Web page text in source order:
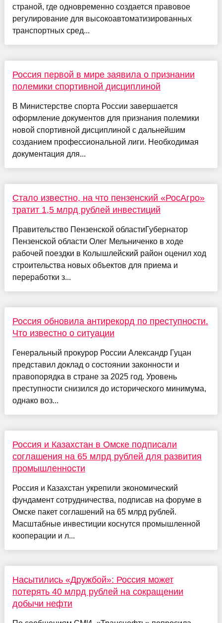
страной, где одновременно создается правовое
регулирование для высокоавтоматизированных
транспортных сред...
Россия первой в мире заявила о признании
полемики спортивной дисциплиной
В Министерстве спорта России завершается
оформление документов для признания полемики
новой спортивной дисциплиной с дальнейшим
созданием профессиональной лиги. Необходимая
документация для...
Стало известно, на что пензенский «РосАгро»
тратит 1,5 млрд рублей инвестиций
Правительство Пензенской областиГубернатор
Пензенской области Олег Мельниченко в ходе
рабочей поездки в Колышлейский район оценил ход
строительства новых объектов для приема и
переработки з...
Россия обновила антирекорд по преступности.
Что известно о ситуации
Генеральный прокурор России Александр Гуцан
представил доклад о состоянии законности и
правопорядка в стране за 2025 год. Уровень
преступности снизился до исторического минимума,
однако воз...
Россия и Казахстан в Омске подписали
соглашения на 65 млрд рублей для развития
промышленности
Россия и Казахстан укрепили экономический
фундамент сотрудничества, подписав на форуме в
Омске пакет соглашений на 65 млрд рублей.
Масштабные инвестиции коснутся промышленной
кооперации и л...
Насытились «Дружбой»: Россия может
потерять 40 млрд рублей на сокращении
добычи нефти